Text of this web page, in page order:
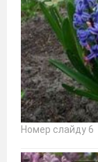
Номер слайду 6